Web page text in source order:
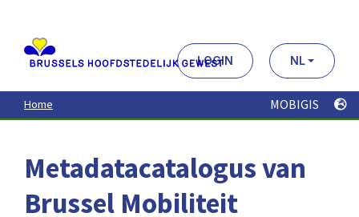
contenu
principal
LOGIN NL
Home MOBIGIS
Metadatacatalogus van
Brussel Mobiliteit